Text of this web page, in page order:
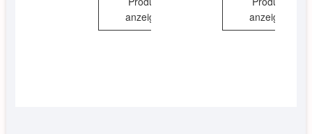
anzeigen
anzeigen